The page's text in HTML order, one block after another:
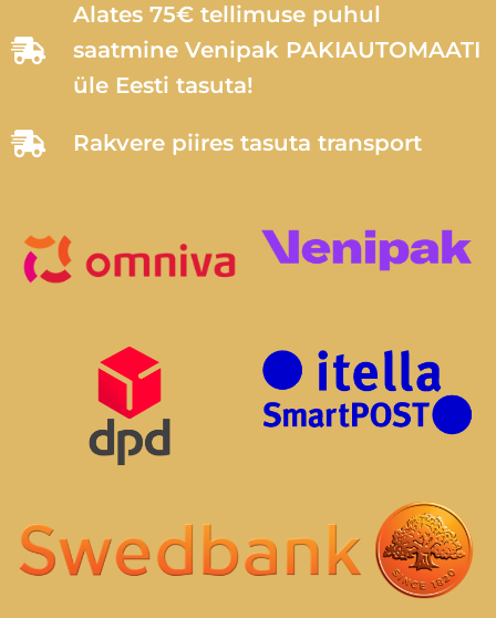
Alates 75€ tellimuse puhul
saatmine Venipak PAKIAUTOMAATI
üle Eesti tasuta!
Rakvere piires tasuta transport